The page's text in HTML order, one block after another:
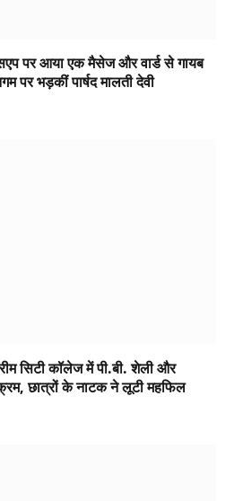
पर आया एक मैसेज और वार्ड से गायब
पर भड़कीं पार्षद मालती देवी
सिटी कॉलेज में पी.बी. शेली और
छात्रों के नाटक ने लूटी महफिल